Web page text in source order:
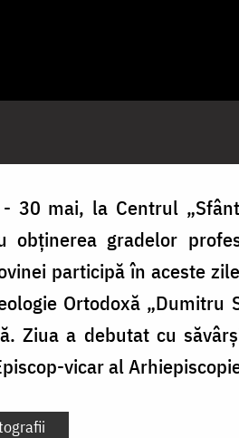
30 mai, la Centrul
obținerea gradelor
participă în aceste
Ortodoxă
Ziua a debutat cu
vicar al